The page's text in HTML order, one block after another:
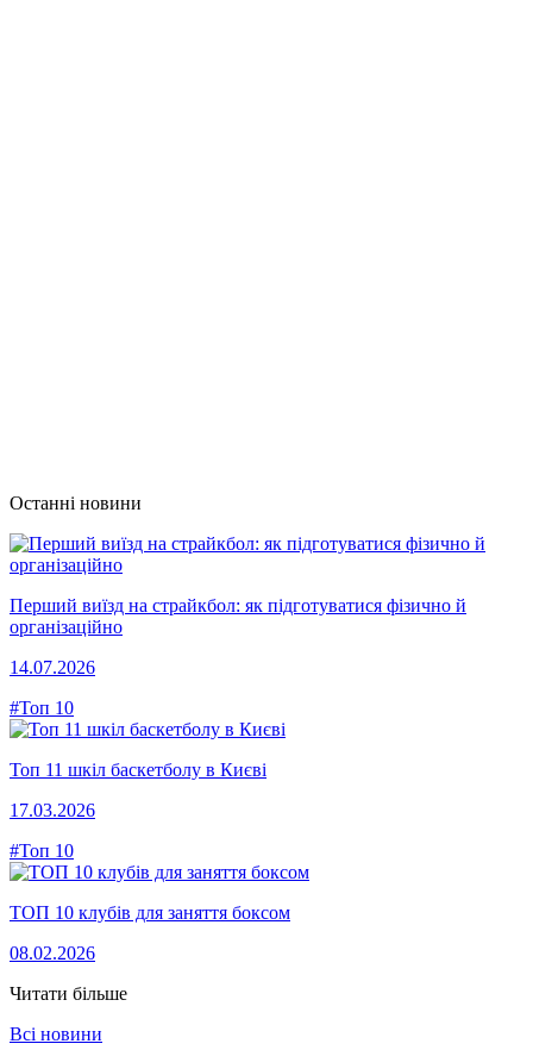
Останні новини
Перший виїзд на страйкбол: як підготуватися фізично й
організаційно
14.07.2026
#Топ 10
Топ 11 шкіл баскетболу в Києві
17.03.2026
#Топ 10
ТОП 10 клубів для заняття боксом
08.02.2026
Читати більше
Всі новини